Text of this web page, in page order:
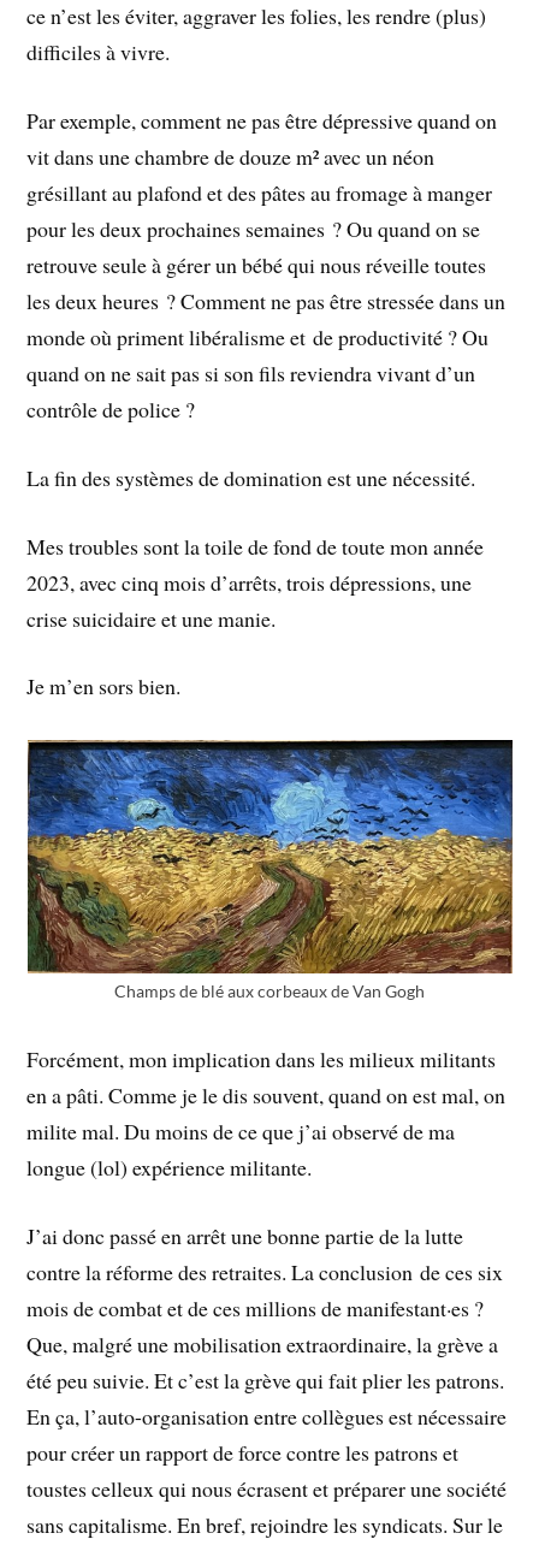
ce n’est les éviter, aggraver les folies, les rendre (plus)
difficiles à vivre.
Par exemple, comment ne pas être dépressive quand on
vit dans une chambre de douze m² avec un néon
grésillant au plafond et des pâtes au fromage à manger
pour les deux prochaines semaines ? Ou quand on se
retrouve seule à gérer un bébé qui nous réveille toutes
les deux heures ? Comment ne pas être stressée dans un
monde où priment libéralisme et de productivité ? Ou
quand on ne sait pas si son fils reviendra vivant d’un
contrôle de police ?
La fin des systèmes de domination est une nécessité.
Mes troubles sont la toile de fond de toute mon année
2023, avec cinq mois d’arrêts, trois dépressions, une
crise suicidaire et une manie.
Je m’en sors bien.
Champs de blé aux corbeaux de Van Gogh
Forcément, mon implication dans les milieux militants
en a pâti. Comme je le dis souvent, quand on est mal, on
milite mal. Du moins de ce que j’ai observé de ma
longue (lol) expérience militante.
J’ai donc passé en arrêt une bonne partie de la lutte
contre la réforme des retraites. La conclusion de ces six
mois de combat et de ces millions de manifestant·es ?
Que, malgré une mobilisation extraordinaire, la grève a
été peu suivie. Et c’est la grève qui fait plier les patrons.
En ça, l’auto-organisation entre collègues est nécessaire
pour créer un rapport de force contre les patrons et
toustes celleux qui nous écrasent et préparer une société
sans capitalisme. En bref, rejoindre les syndicats. Sur le